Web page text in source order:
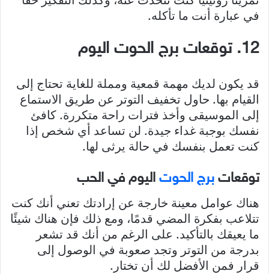
في عبارة أنت ما تأكله.
12. توقعات برج الحوت اليوم
قد يكون لديك مهمة قمعية ومملة للغاية تحتاج إلى
القيام بها. حاول تخفيف التوتر عن طريق الاستماع
إلى الموسيقى وأخذ فترات راحة متكررة. كافئ
نفسك بوجبة غداء جيدة. لن تساعد أي شخص إذا
كنت تعمل بنفسك في حالة يرثى لها.
توقعات برج الحوت اليوم في الحب
هناك عوامل معينة خارجة عن إرادتك تعني أنك كنت
تتلاعب بفكرة المضي قدمًا، ومع ذلك فإن هناك شيئًا
ما يعيقك بالتأكيد. على الرغم من أنك قد تشعر
بدرجة من التوتر وتجد صعوبة في الوصول إلى
قرار فمن الأفضل لك أن تختار.